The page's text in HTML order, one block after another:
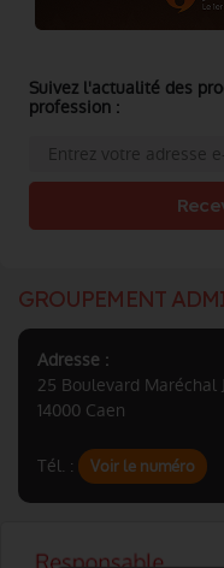
GROUPEMENT
Adresse :
25 Boulevard Maréchal
14000 Caen
Tél. : Voir le numéro
Suivez l'actualité des
profession :